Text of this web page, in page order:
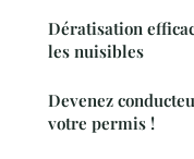
Dératisation
les nuisibles
Devenez
votre permis !